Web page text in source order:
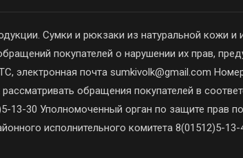
Сумки и рюкзаки из натуральной кожи и
покупателей о нарушении их прав,
электронная почта sumkivolk@gmail.com
обращения покупателей в
13-30 Уполномоченный орган по защите прав
исполнительного комитета 8(01512)5-